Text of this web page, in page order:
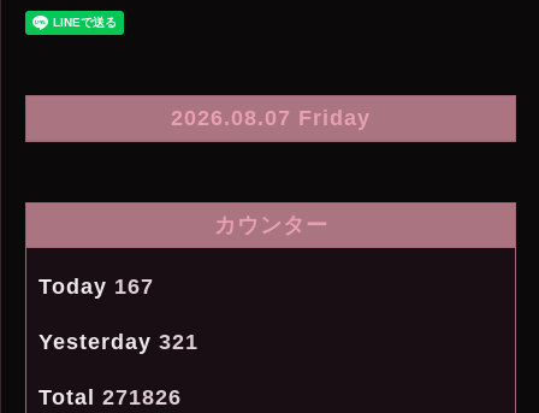
2026.08.07 Friday
カウンター
Today 167
Yesterday 321
Total 271826